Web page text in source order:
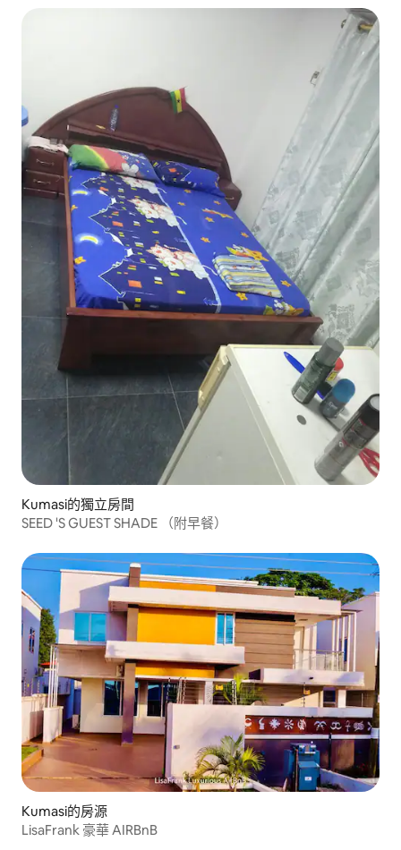
Kumasi的獨立房間
SEED 'S GUEST SHADE （附早餐）
Kumasi的房源
LisaFrank 豪華 AIRBnB